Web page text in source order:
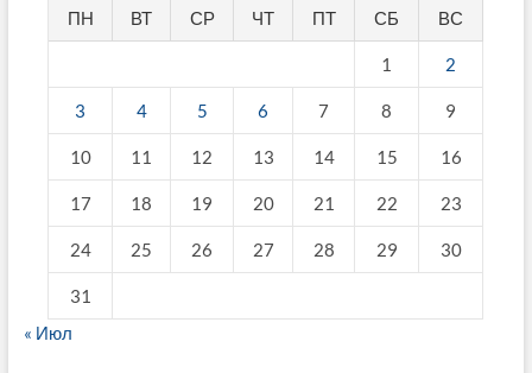
ПН ВТ СР ЧТ ПТ СБ ВС
1 2
3 4 5 6 7 8 9
10 11 12 13 14 15 16
17 18 19 20 21 22 23
24 25 26 27 28 29 30
31
« Июл